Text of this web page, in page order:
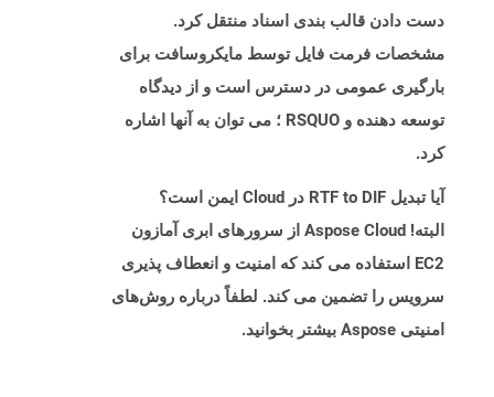
دست دادن قالب بندی اسناد منتقل کرد.
مشخصات فرمت فایل توسط مایکروسافت برای
بارگیری عمومی در دسترس است و از دیدگاه
توسعه دهنده و RSQUO ؛ می توان به آنها اشاره
کرد.
آیا تبدیل RTF to DIF در Cloud ایمن است؟
البته! Aspose Cloud از سرورهای ابری آمازون
EC2 استفاده می کند که امنیت و انعطاف پذیری
سرویس را تضمین می کند. لطفاً درباره روش‌های
امنیتی Aspose بیشتر بخوانید.